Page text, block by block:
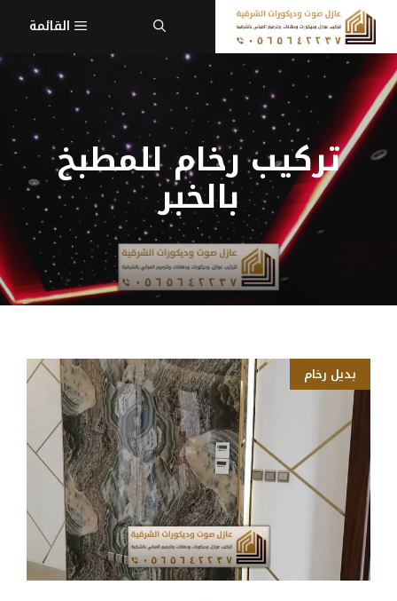
انتقل
إلى
المحتوى
القائمة
تركيب رخام للمطبخ
بالخبر
بديل رخام